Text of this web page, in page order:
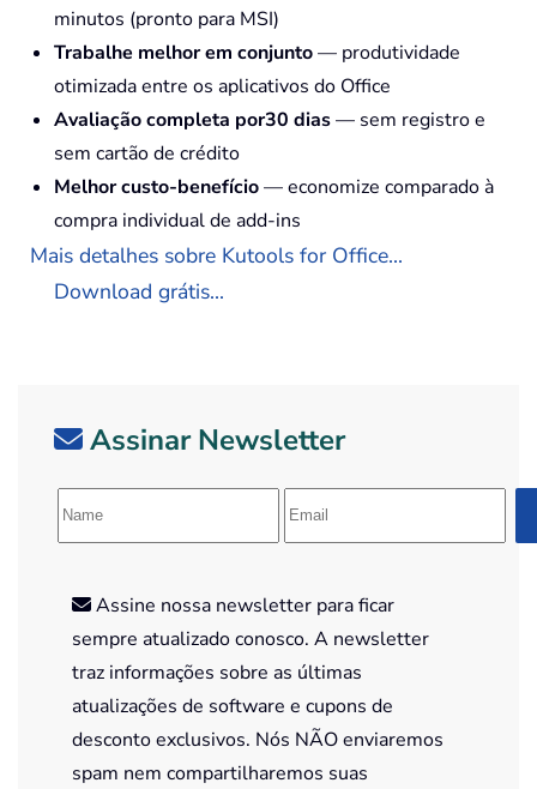
minutos (pronto para MSI)
Trabalhe melhor em conjunto— produtividade
otimizada entre os aplicativos do Office
Avaliação completa por30 dias— sem registro e
sem cartão de crédito
Melhor custo-benefício— economize comparado à
compra individual de add-ins
Mais detalhes sobre Kutools for Office...
Download grátis...
Assinar Newsletter
Assine nossa newsletter para ficar
sempre atualizado conosco. A newsletter
traz informações sobre as últimas
atualizações de software e cupons de
desconto exclusivos. Nós NÃO enviaremos
spam nem compartilharemos suas